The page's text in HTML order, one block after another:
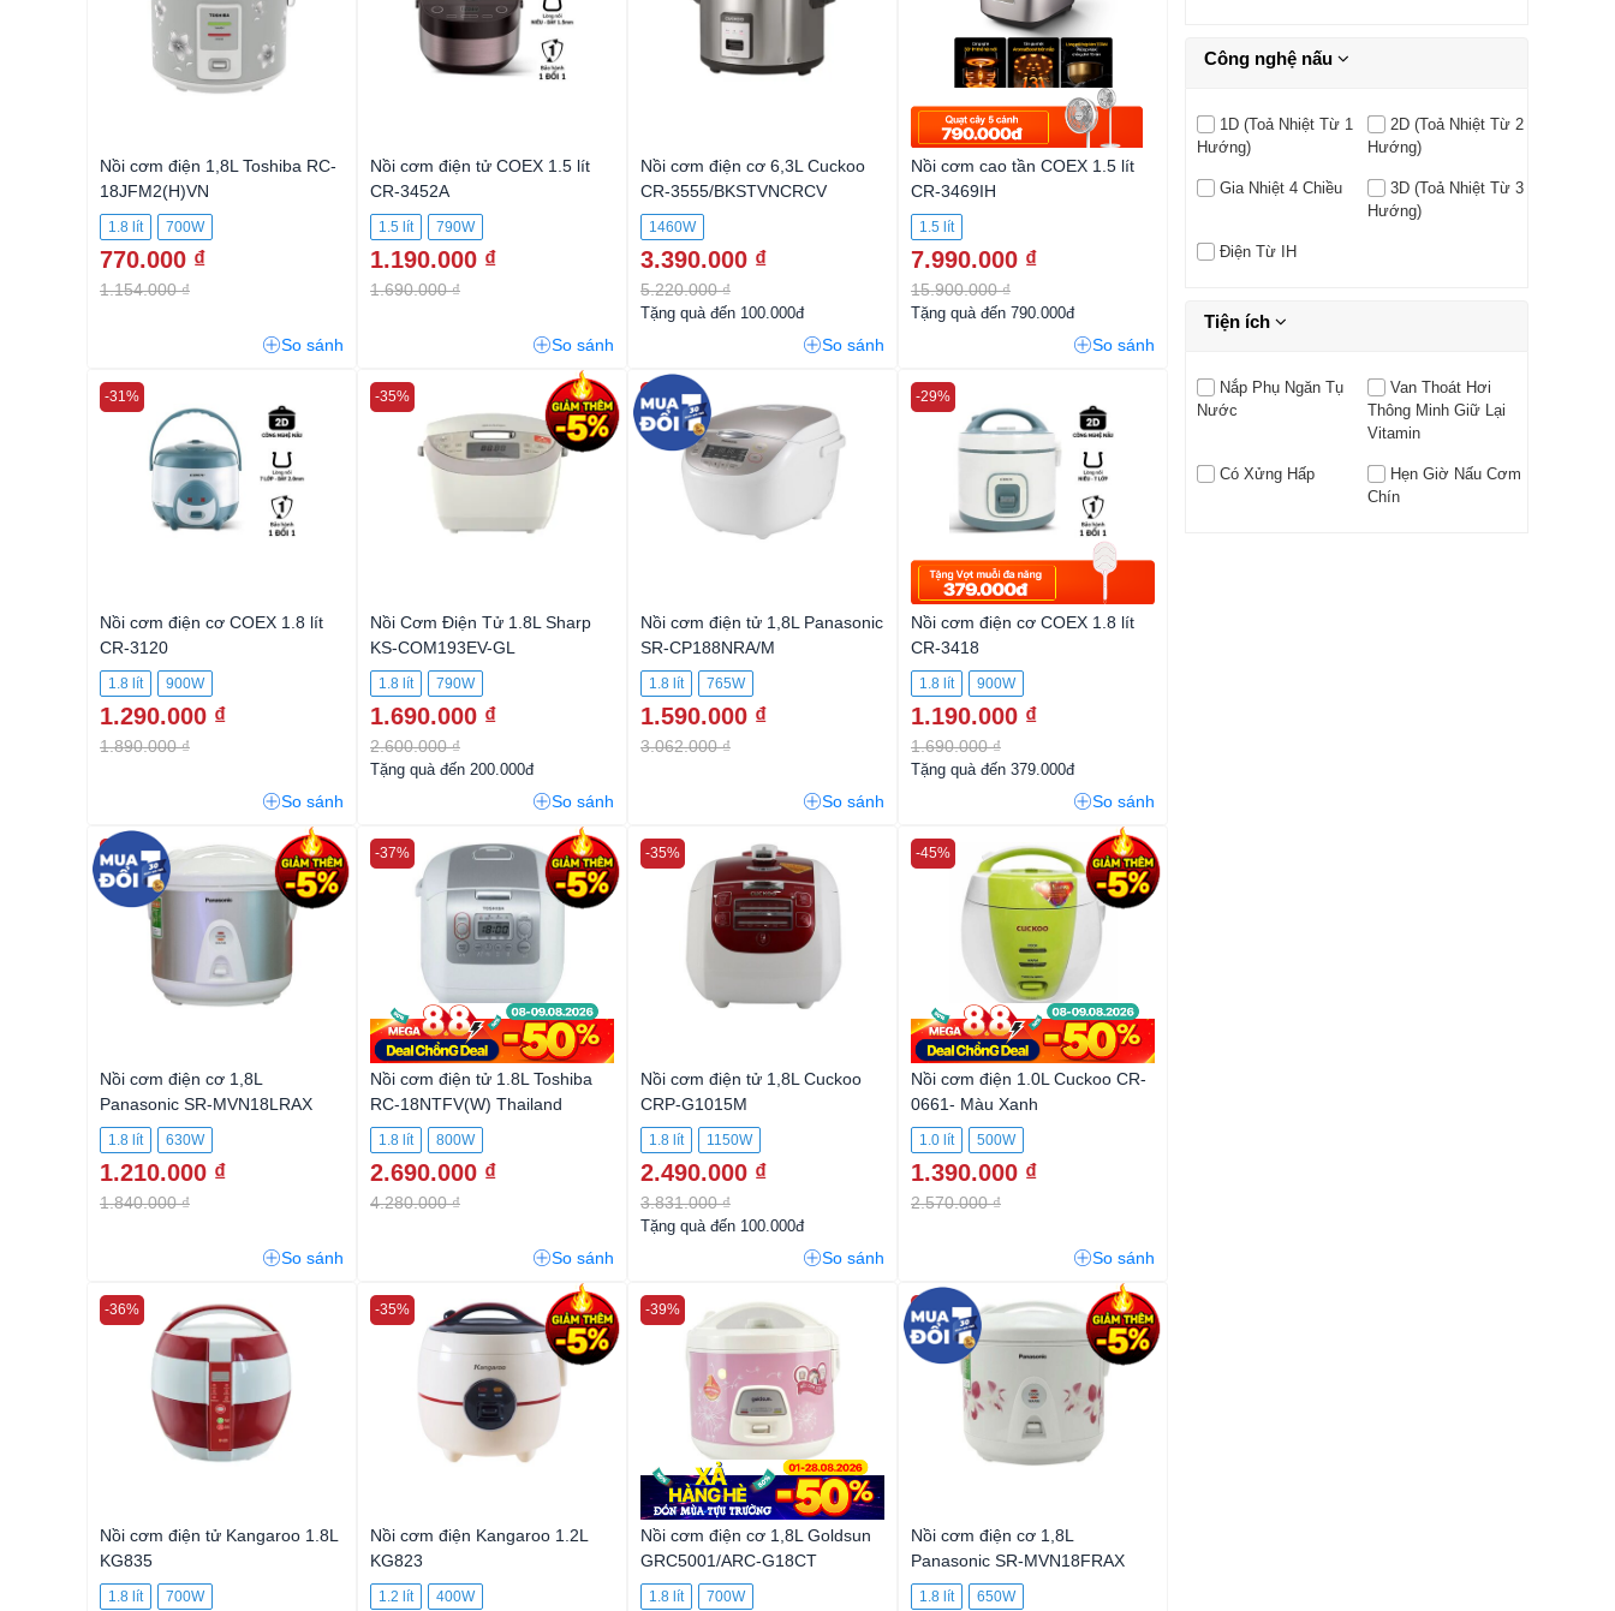
Nồi cơm điện 1,8L Toshiba RC-
18JFM2(H)VN
1.8 lít 700W
770.000 ₫
1.154.000 ₫
So sánh
Nồi cơm điện tử COEX 1.5 lít
CR-3452A
1.5 lít 790W
1.190.000 ₫
1.690.000 ₫
So sánh
Nồi cơm điện cơ 6,3L Cuckoo
CR-3555/BKSTVNCRCV
1460W
3.390.000 ₫
5.220.000 ₫
Tặng quà đến 100.000đ
So sánh
Nồi cơm cao tần COEX 1.5 lít
CR-3469IH
1.5 lít
7.990.000 ₫
15.900.000 ₫
Tặng quà đến 790.000đ
So sánh
Nồi cơm điện cơ COEX 1.8 lít
CR-3120
1.8 lít 900W
1.290.000 ₫
1.890.000 ₫
-31%
So sánh
Nồi Cơm Điện Tử 1.8L Sharp
KS-COM193EV-GL
1.8 lít 790W
1.690.000 ₫
2.600.000 ₫
-35%
Tặng quà đến 200.000đ
So sánh
Nồi cơm điện tử 1,8L Panasonic
SR-CP188NRA/M
1.8 lít 765W
1.590.000 ₫
3.062.000 ₫
-48%
So sánh
Nồi cơm điện cơ COEX 1.8 lít
CR-3418
1.8 lít 900W
1.190.000 ₫
1.690.000 ₫
-29%
Tặng quà đến 379.000đ
So sánh
Nồi cơm điện cơ 1,8L
Panasonic SR-MVN18LRAX
1.8 lít 630W
1.210.000 ₫
1.840.000 ₫
-34%
So sánh
Nồi cơm điện tử 1.8L Toshiba
RC-18NTFV(W) Thailand
1.8 lít 800W
2.690.000 ₫
4.280.000 ₫
-37%
So sánh
Nồi cơm điện tử 1,8L Cuckoo
CRP-G1015M
1.8 lít 1150W
2.490.000 ₫
3.831.000 ₫
-35%
Tặng quà đến 100.000đ
So sánh
Nồi cơm điện 1.0L Cuckoo CR-
0661- Màu Xanh
1.0 lít 500W
1.390.000 ₫
2.570.000 ₫
-45%
So sánh
Nồi cơm điện tử Kangaroo 1.8L
KG835
1.8 lít 700W
-36%
Nồi cơm điện Kangaroo 1.2L
KG823
1.2 lít 400W
-35%
Nồi cơm điện cơ 1,8L Goldsun
GRC5001/ARC-G18CT
1.8 lít 700W
-39%
Nồi cơm điện cơ 1,8L
Panasonic SR-MVN18FRAX
1.8 lít 650W
-30%
Công nghệ nấu
1D (Toả Nhiệt Từ 1
Hướng)
2D (Toả Nhiệt Từ 2
Hướng)
Gia Nhiệt 4 Chiều
3D (Toả Nhiệt Từ 3
Hướng)
Điện Từ IH
Tiện ích
Nắp Phụ Ngăn Tụ
Nước
Van Thoát Hơi
Thông Minh Giữ Lại
Vitamin
Có Xửng Hấp
Hẹn Giờ Nấu Cơm
Chín